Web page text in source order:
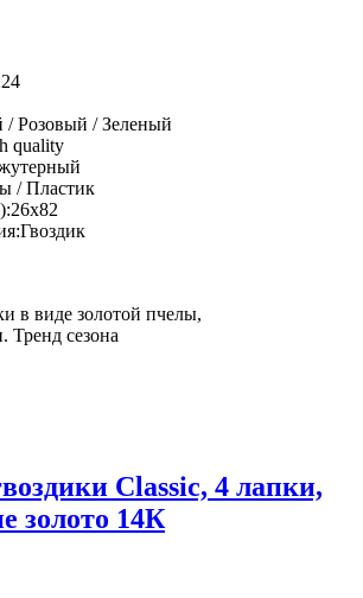
/ Розовый / Зеленый
quality
/ Пластик
26x82
Гвоздик
в виде золотой пчелы,
сезона
Classic, 4 лапки,
золото 14К